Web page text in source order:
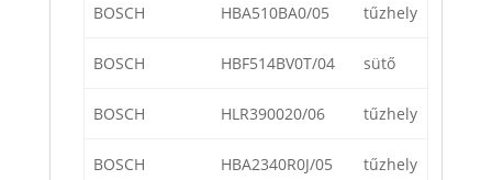
BOSCH HBA510BA0/05 tűzhely
BOSCH HBF514BV0T/04 sütő
BOSCH HLR390020/06 tűzhely
BOSCH HBA2340R0J/05 tűzhely